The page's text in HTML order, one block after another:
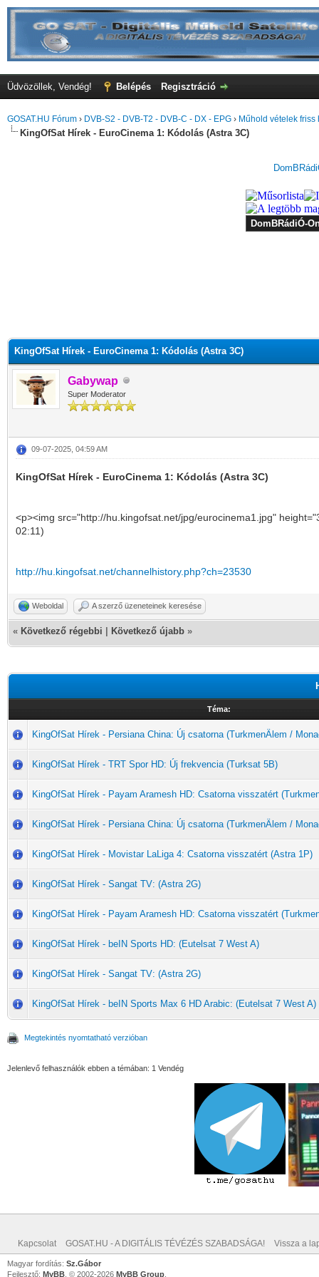
Üdvözöllek, Vendég! Belépés Regisztráció
GOSAT.HU Fórum › DVB-S2 - DVB-T2 - DVB-C - DX - EPG › Műhold vételek friss
KingOfSat Hírek - EuroCinema 1: Kódolás (Astra 3C)
KingOfSat Hírek - EuroCinema 1: Kódolás (Astra 3C)
Gabywap
Super Moderator
09-07-2025, 04:59 AM
KingOfSat Hírek - EuroCinema 1: Kódolás (Astra 3C)
<p><img src="http://hu.kingofsat.net/jpg/eurocinema1.jpg"
02:11)
http://hu.kingofsat.net/channelhistory.php?ch=23530
Weboldal A szerző üzeneteinek keresése
« Következő régebbi Következő újabb »
Téma:
KingOfSat Hírek - Persiana China: Új csatorna (TurkmenÄlem /
KingOfSat Hírek - TRT Spor HD: Új frekvencia (Turksat 5B)
KingOfSat Hírek - Payam Aramesh HD: Csatorna visszatért
KingOfSat Hírek - Persiana China: Új csatorna (TurkmenÄlem /
KingOfSat Hírek - Movistar LaLiga 4: Csatorna visszatért (Astra 1P)
KingOfSat Hírek - Sangat TV: (Astra 2G)
KingOfSat Hírek - Payam Aramesh HD: Csatorna visszatért
KingOfSat Hírek - beIN Sports HD: (Eutelsat 7 West A)
KingOfSat Hírek - Sangat TV: (Astra 2G)
KingOfSat Hírek - beIN Sports Max 6 HD Arabic: (Eutelsat 7 West A)
Megtekintés nyomtatható verzióban
Jelenlevő felhasználók ebben a témában: 1 Vendég
Kapcsolat GOSAT.HU - A DIGITÁLIS TÉVÉZÉS SZABADSÁGA! Vissza a
Magyar fordítás: Sz.Gábor
Fejlesztő: MyBB , © 2002-2026 MyBB Group